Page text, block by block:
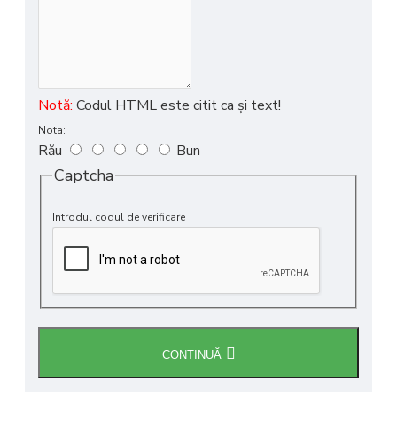
Notă: Codul HTML este citit ca şi text!
Nota:
Rău Bun
Captcha
Introdul codul de verificare
CONTINUĂ